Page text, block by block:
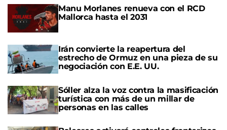
Manu Morlanes renueva con el RCD
Mallorca hasta el 2031
Irán convierte la reapertura del
estrecho de Ormuz en una pieza de su
negociación con E.E. UU.
Sóller alza la voz contra la masificación
turística con más de un millar de
personas en las calles